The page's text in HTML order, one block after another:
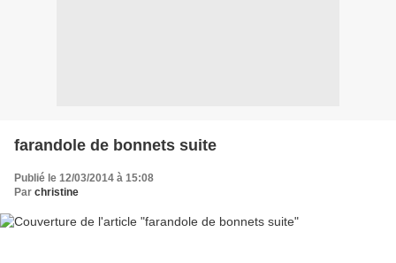
farandole de bonnets suite
Publié le 12/03/2014 à 15:08
Par christine